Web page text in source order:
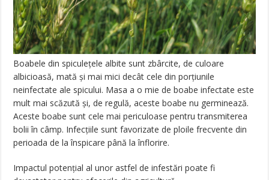
Boabele din spiculeţele albite sunt zbârcite, de culoare
albicioasă, mată şi mai mici decât cele din porţiunile
neinfectate ale spicului. Masa a o mie de boabe infectate este
mult mai scăzută şi, de regulă, aceste boabe nu germinează.
Aceste boabe sunt cele mai periculoase pentru transmiterea
bolii în câmp. Infecţiile sunt favorizate de ploile frecvente din
perioada de la înspicare până la înflorire.
Impactul potenţial al unor astfel de infestări poate fi